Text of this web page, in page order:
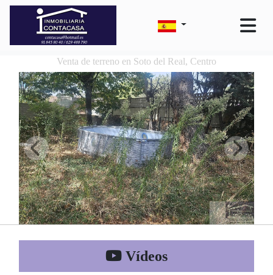
Venta de terreno en Soto del Real, Centro
Vídeos